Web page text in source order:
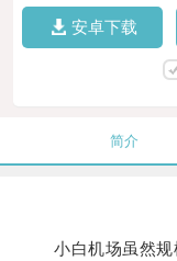
安卓下载
简介
小白机场虽然规